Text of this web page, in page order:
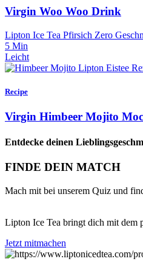
Virgin Woo Woo Drink
Lipton Ice Tea Pfirsich Zero
5 Min
Leicht
Recipe
Virgin Himbeer Mojito
Entdecke deinen
FINDE DEIN MATCH
Mach mit bei unserem Quiz und
Lipton Ice Tea bringt dich mit dem
Jetzt mitmachen